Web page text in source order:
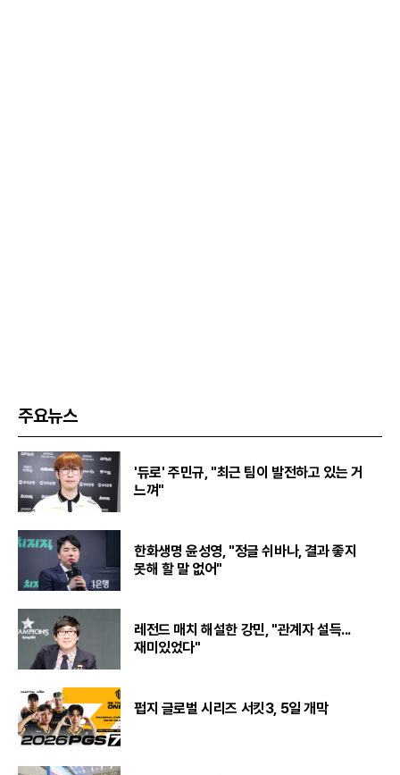
주요뉴스
'듀로' 주민규, "최근 팀이 발전하고 있는 거
느껴"
한화생명 윤성영, "정글 쉬바나, 결과 좋지
못해 할 말 없어"
레전드 매치 해설한 강민, "관계자 설득...
재미있었다"
펍지 글로벌 시리즈 서킷3, 5일 개막